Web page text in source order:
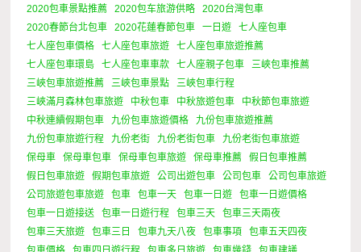
2020包車景點推薦 2020包车旅游供略
2020台灣包車
2020春節台北包車
2020花蓮春節包車 一日遊
七人座包車
七人座包車價格
七人座包車旅遊
七人座包車旅遊推薦
七人座包車環島
七人座包車車款 七人座親子包車
三峽包車推薦
三峽包車旅遊推薦
三峽包車景點
三峽包車行程
三峽滿月森林包車旅遊
中秋包車 中秋旅遊包車
中秋節包車旅遊
中秋連續假期包車
九份包車旅遊價格
九份包車旅遊推薦
九份包車旅遊行程
九份老街 九份老街包車
九份老街包車旅遊
保母車
保母車包車 保母車包車旅遊 保母車推薦
假日包車推薦
假日包車旅遊
假期包車旅遊 公司出遊包車 公司包車
公司包車旅遊
公司旅遊包車旅遊
包車 包車一天 包車一日遊
包車一日遊價格
包車一日遊接送
包車一日遊行程 包車三天
包車三天兩夜
包車三天旅遊
包車三日 包車九天八夜 包車事項
包車五天四夜